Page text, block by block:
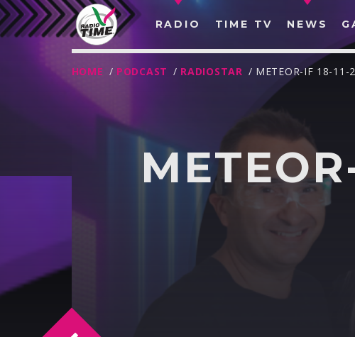
RADIO TIME TV NEWS
HOME / PODCAST / RADIOSTAR / METEOR-IF 18-11-